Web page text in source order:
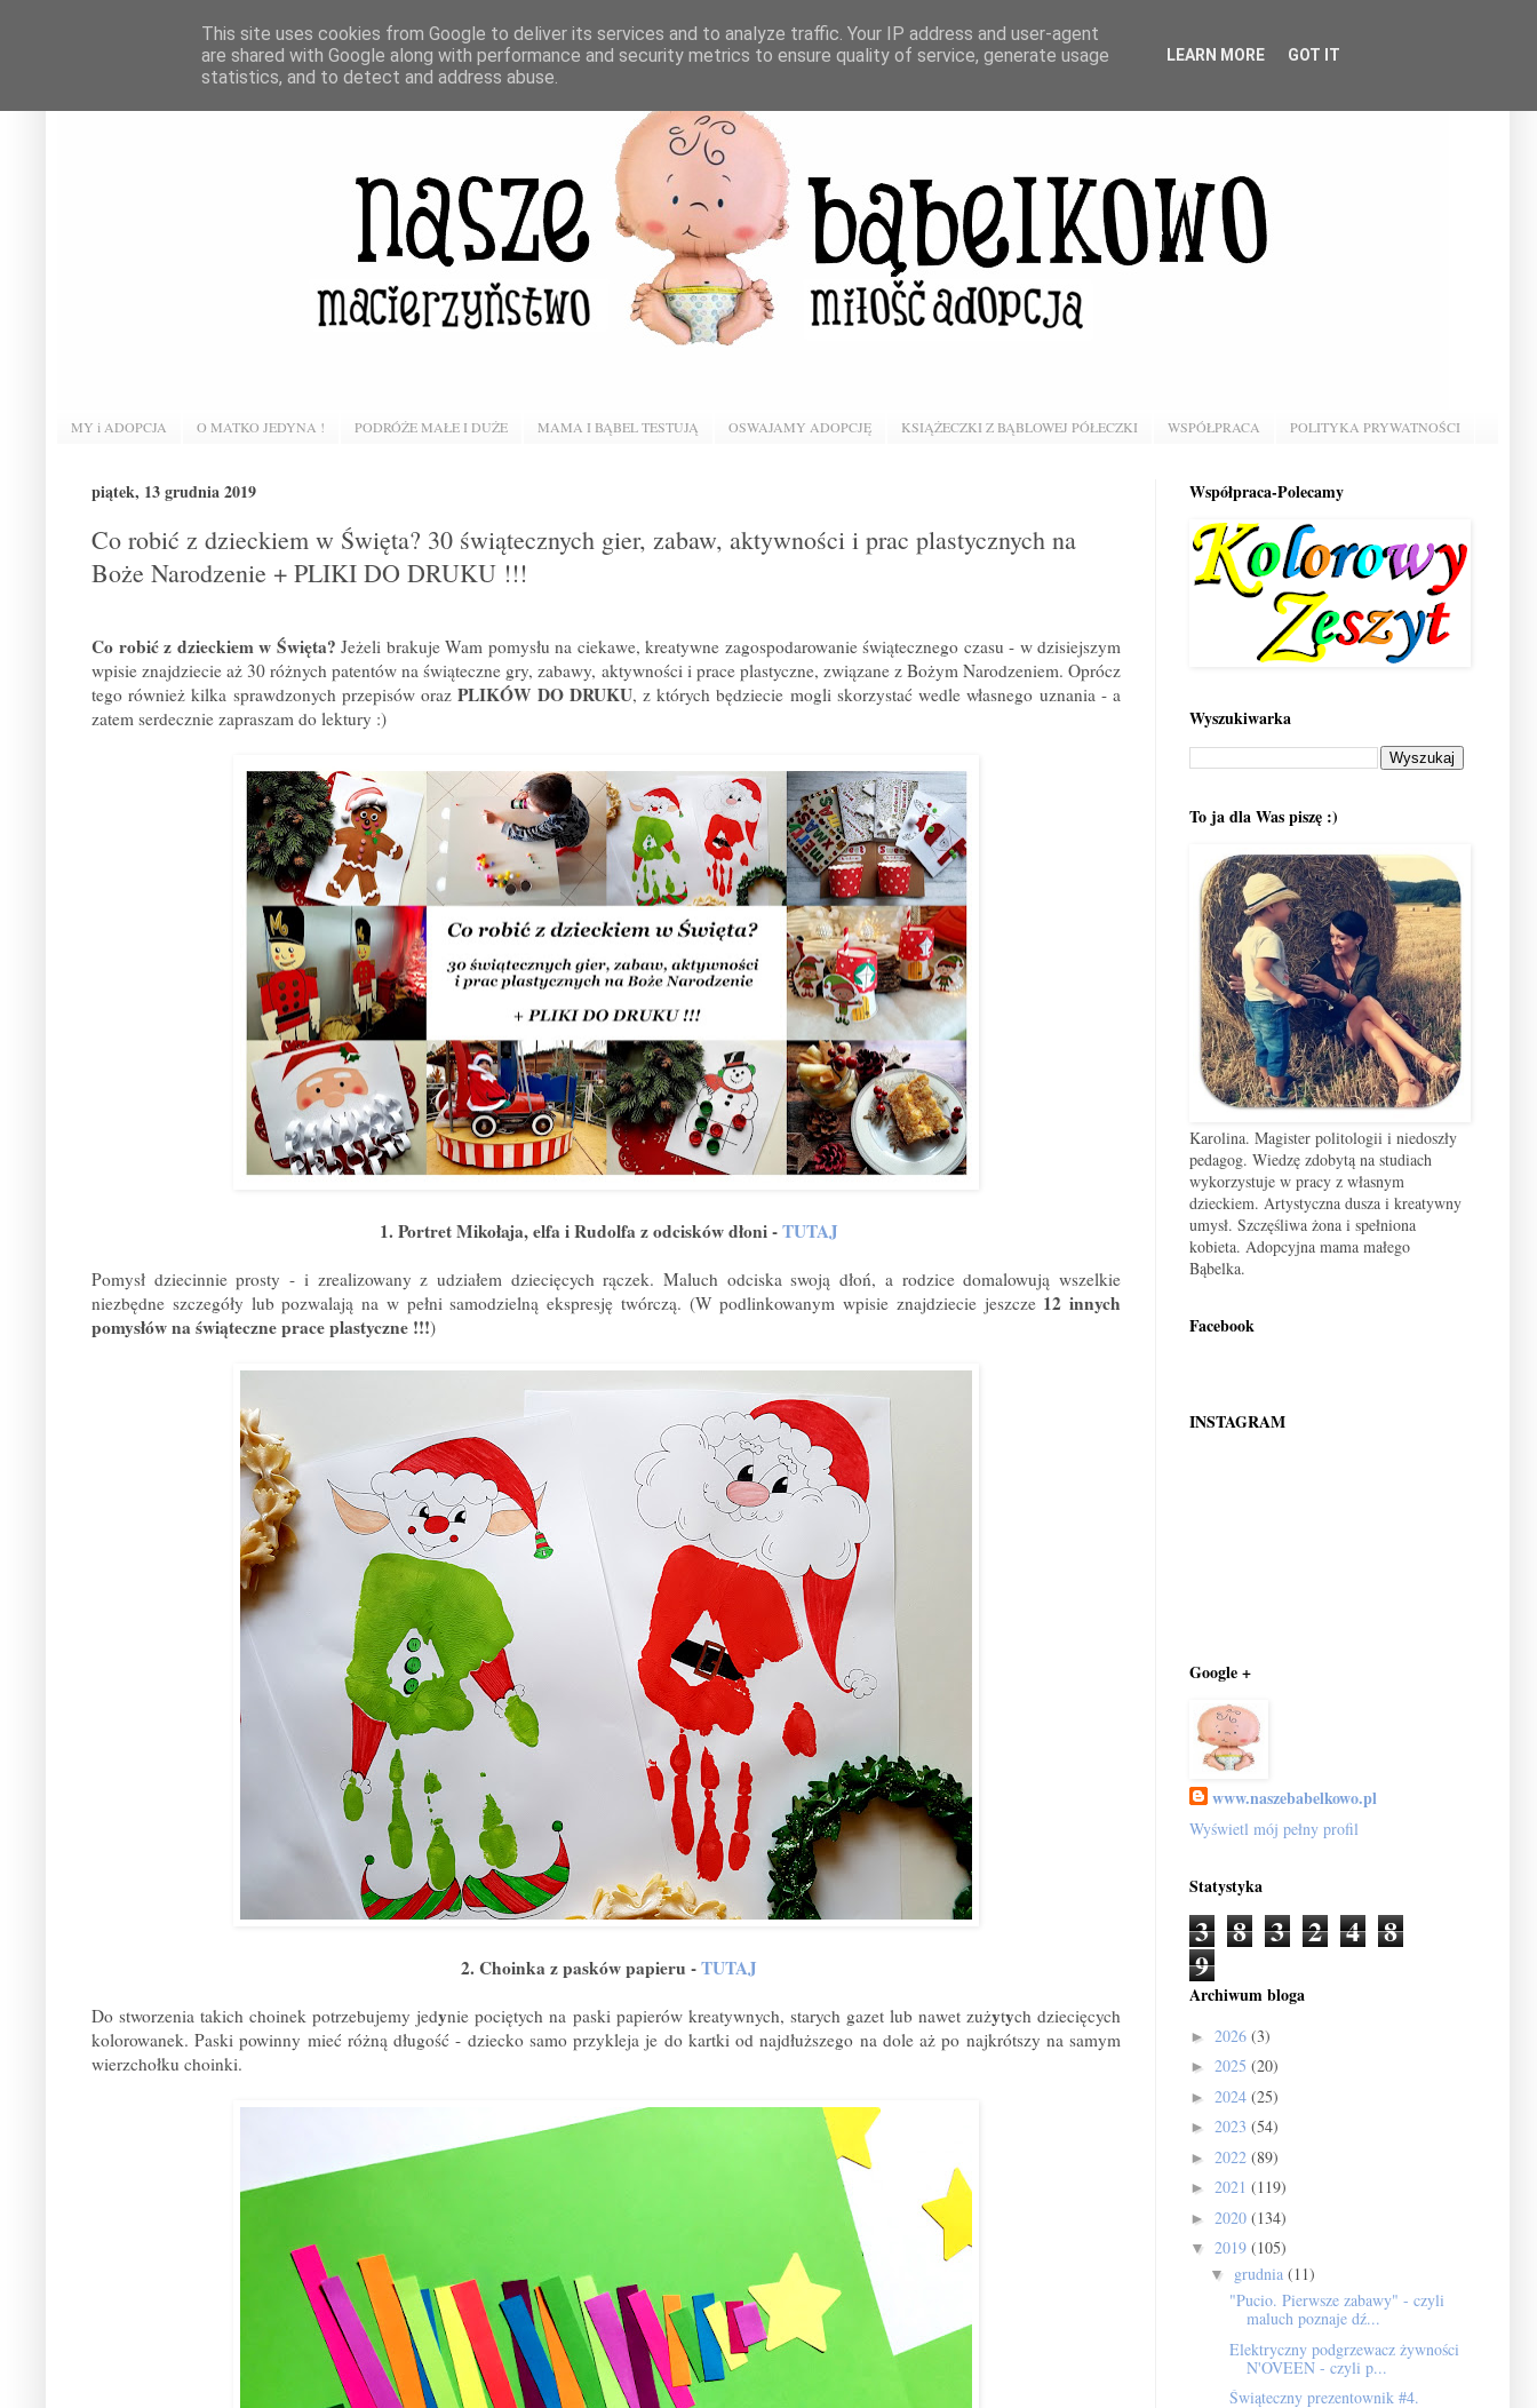
MY i ADOPCJA O MATKO JEDYNA ! PODRÓŻE MAŁE I DUŻE MAMA I BĄBEL TESTUJĄ OSWAJAMY ADOPCJĘ KSIĄŻECZKI Z BĄBLOWEJ PÓŁECZKI WSPÓŁPRACA POLITYKA PRYWATNOŚCI
piątek, 13 grudnia 2019
Co robić z dzieckiem w Święta? 30 świątecznych gier, zabaw, aktywności i prac plastycznych na
Boże Narodzenie + PLIKI DO DRUKU !!!
Co robić z dzieckiem w Święta? Jeżeli brakuje Wam pomysłu na ciekawe, kreatywne zagospodarowanie świątecznego czasu - w dzisiejszym
wpisie znajdziecie aż 30 różnych patentów na świąteczne gry, zabawy, aktywności i prace plastyczne, związane z Bożym Narodzeniem. Oprócz
tego również kilka sprawdzonych przepisów orazPLIKÓW DO DRUKU, z których będziecie mogli skorzystać wedle własnego uznania - a
zatem serdecznie zapraszam do lektury :)
1. Portret Mikołaja, elfa i Rudolfa z odcisków dłoni -TUTAJ
Pomysł dziecinnie prosty - i zrealizowany z udziałem dziecięcych rączek. Maluch odciska swoją dłoń, a rodzice domalowują wszelkie
niezbędne szczegóły lub pozwalają na w pełni samodzielną ekspresję twórczą. (W podlinkowanym wpisie znajdziecie jeszcze 12 innych
pomysłów na świąteczne prace plastyczne !!!)
2. Choinka z pasków papieru -TUTAJ
Do stworzenia takich choinek potrzebujemy jedynie pociętych na paski papierów kreatywnych, starych gazet lub nawet zużytych dziecięcych
kolorowanek. Paski powinny mieć różną długość - dziecko samo przykleja je do kartki od najdłuższego na dole aż po najkrótszy na samym
wierzchołku choinki.
Współpraca-Polecamy
Wyszukiwarka
To ja dla Was piszę :)
Karolina. Magister politologii i niedoszły
pedagog. Wiedzę zdobytą na studiach
wykorzystuje w pracy z własnym
dzieckiem. Artystyczna dusza i kreatywny
umysł. Szczęśliwa żona i spełniona
kobieta. Adopcyjna mama małego
Bąbelka.
Facebook
INSTAGRAM
Google +
www.naszebabelkowo.pl
Wyświetl mój pełny profil
Statystyka
3 8 3 2 4 8
9
Archiwum bloga
► 2026 (3)
► 2025 (20)
► 2024 (25)
► 2023 (54)
► 2022 (89)
► 2021 (119)
► 2020 (134)
▼ 2019 (105)
▼ grudnia (11)
"Pucio. Pierwsze zabawy" - czyli
maluch poznaje dź...
Elektryczny podgrzewacz żywności
N'OVEEN - czyli p...
Świąteczny prezentownik #4.
This site uses cookies from Google to deliver its services and to analyze traffic. Your IP address and user-agent
are shared with Google along with performance and security metrics to ensure quality of service, generate usage
statistics, and to detect and address abuse.
LEARN MORE GOT IT